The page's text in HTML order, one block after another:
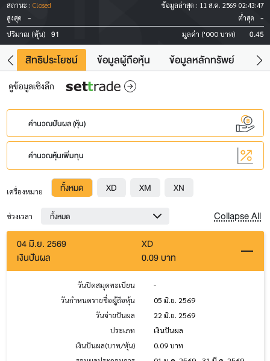
สถานะ : Closed ข้อมูลล่าสุด : 11 ส.ค. 2569 02:43:47
สูงสุด
- ต่ำสุด -
ปริมาณ (หุ้น) 91 มูลค่า ('000 บาท) 0.45
สิทธิประโยชน์ ข้อมูลผู้ถือหุ้น ข้อมูลหลักทรัพย์
ดูข้อมูลเชิงลึก
คำนวณปันผล (หุ้น)
คำนวณหุ้นเพิ่มทุน
เครื่องหมาย ทั้งหมด XD XM XN
ช่วงเวลา ทั้งหมด Collapse All
04 มิ.ย. 2569
XD
เงินปันผล
0.09 บาท
วันปิดสมุดทะเบียน
-
วันกำหนดรายชื่อผู้ถือหุ้น
05 มิ.ย. 2569
วันจ่ายปันผล
22 มิ.ย. 2569
ประเภท
เงินปันผล
เงินปันผล(บาท/หุ้น)
0.09 บาท